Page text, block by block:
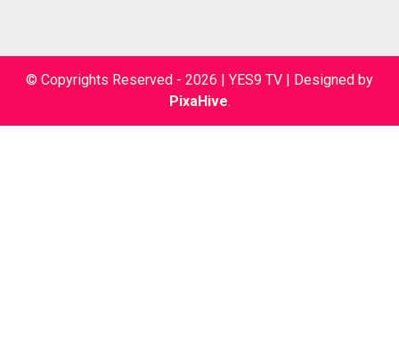
© Copyrights Reserved - 2026 | YES9 TV | Designed by
PixaHive.